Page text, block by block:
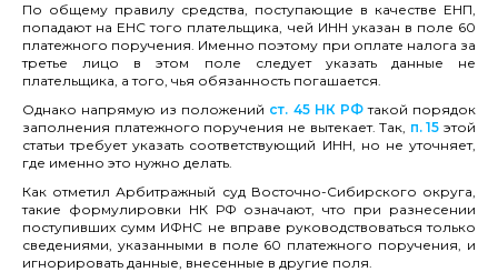
По общему правилу средства, поступающие в качестве ЕНП,
попадают на ЕНС того плательщика, чей ИНН указан в поле 60
платежного поручения. Именно поэтому при оплате налога за
третье лицо в этом поле следует указать данные не
плательщика, а того, чья обязанность погашается.
Однако напрямую из положений ст. 45 НК РФтакой порядок
заполнения платежного поручения не вытекает. Так, п. 15 этой
статьи требует указать соответствующий ИНН, но не уточняет,
где именно это нужно делать.
Как отметил Арбитражный суд Восточно-Сибирского округа,
такие формулировки НК РФ означают, что при разнесении
поступивших сумм ИФНС не вправе руководствоваться только
сведениями, указанными в поле 60 платежного поручения, и
игнорировать данные, внесенные в другие поля.